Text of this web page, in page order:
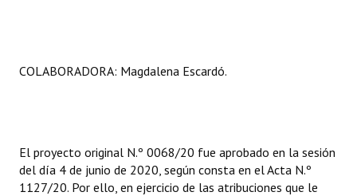
COLABORADORA: Magdalena Escardó.
El proyecto original N.º 0068/20 fue aprobado en la sesión
del día 4 de junio de 2020, según consta en el Acta N.º
1127/20. Por ello, en ejercicio de las atribuciones que le